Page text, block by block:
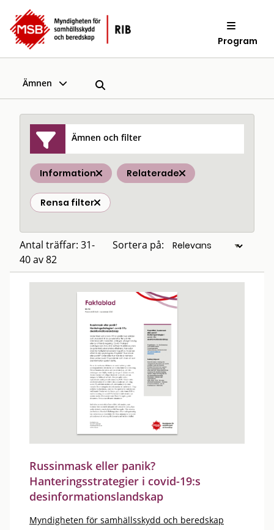
Program
Ämnen
Ämnen och filter
Information Relaterade
Rensa filter
Antal träffar: 31-
40 av 82
Sortera på:
Russinmask eller panik?
Hanteringsstrategier i covid-19:s
desinformationslandskap
Myndigheten för samhällsskydd och beredskap